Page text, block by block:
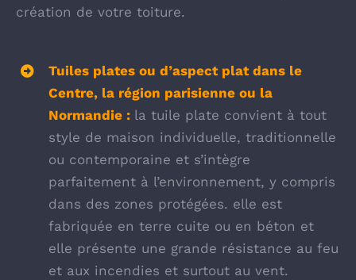
création de votre toiture.
Tuiles plates ou d’aspect plat dans le
Centre, la région parisienne ou la
Normandie : la tuile plate convient à tout
style de maison individuelle, traditionnelle
ou contemporaine et s’intègre
parfaitement à l’environnement, y compris
dans des zones protégées. elle est
fabriquée en terre cuite ou en béton et
elle présente une grande résistance au feu
et aux incendies et surtout au vent.